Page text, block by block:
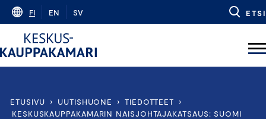
Skip
content
FI EN SV ETSI
ETUSIVU › UUTISHUONE › TIEDOTTEET
›
KESKUSKAUPPAKAMARIN NAISJOHTAJAKATSAUS: SUOMI